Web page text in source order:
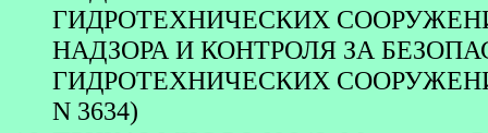
ГИДРОТЕХНИЧЕСКИХ
НАДЗОРА И КОНТРОЛЯ ЗА
ГИДРОТЕХНИЧЕСКИХ
N 3634)